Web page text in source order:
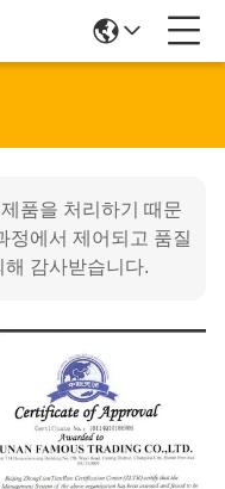
품을 처리하기 때문
정에서 제어되고 품질
감사받습니다.